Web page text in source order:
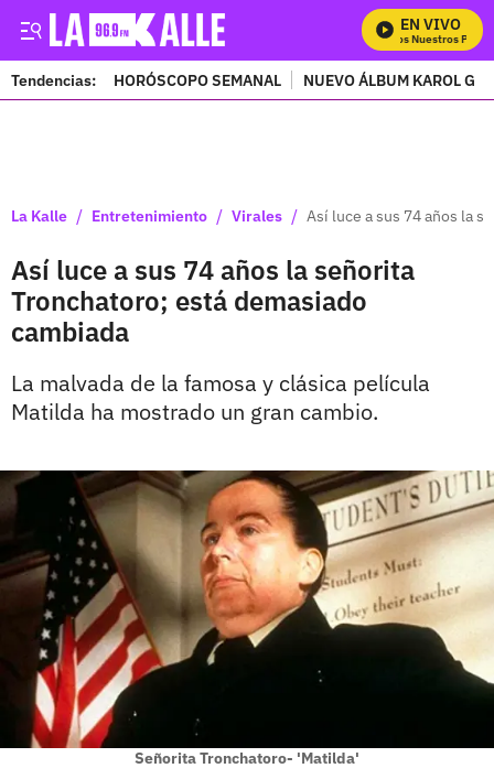
EN VIVO
Mira Todos Nuestros
Tendencias: HORÓSCOPO SEMANAL NUEVO ÁLBUM KAROL G
La Kalle / Entretenimiento / Virales / Así luce a sus 74 años la
Así luce a sus 74 años la señorita
Tronchatoro; está demasiado
cambiada
La malvada de la famosa y clásica película
Matilda ha mostrado un gran cambio.
Señorita Tronchatoro- 'Matilda'